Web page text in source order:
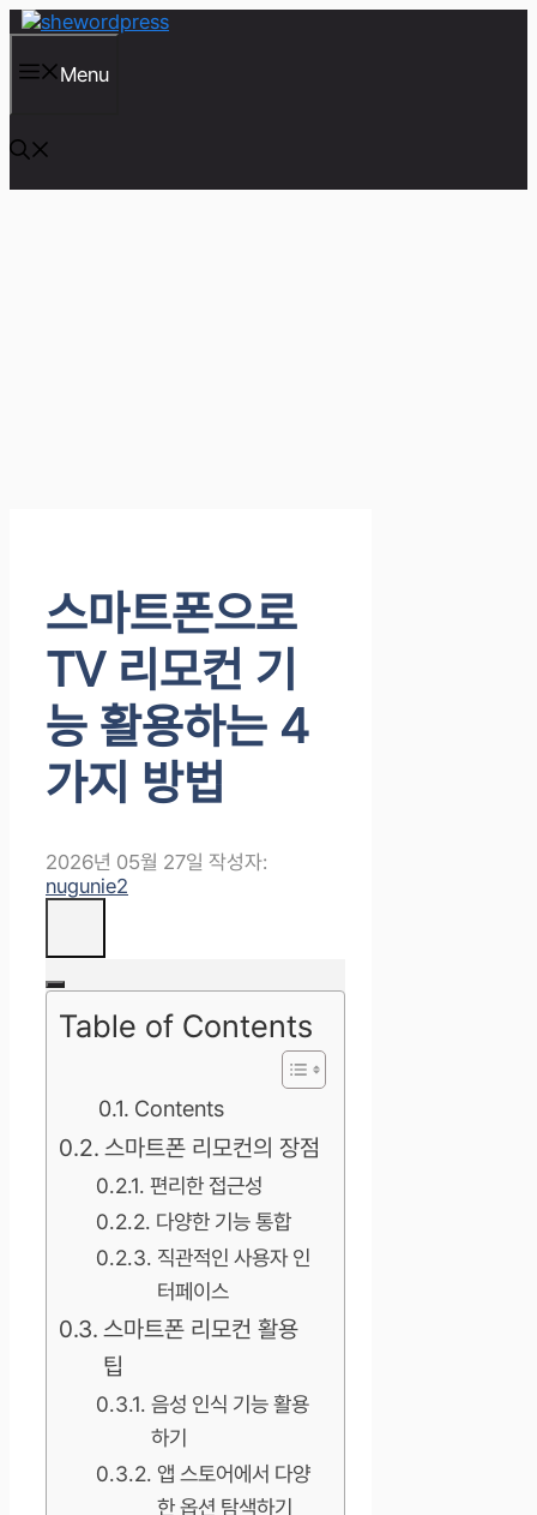
컨
츠
건
너
뛰
기
Menu
스마트폰으로
TV 리모컨 기
능 활용하는 4
가지 방법
2026년 05월 27일 작성자:
nugunie2
Table of Contents
Contents
스마트폰 리모컨의 장점
편리한 접근성
다양한 기능 통합
직관적인 사용자 인
터페이스
스마트폰 리모컨 활용
팁
음성 인식 기능 활용
하기
앱 스토어에서 다양
한 옵션 탐색하기